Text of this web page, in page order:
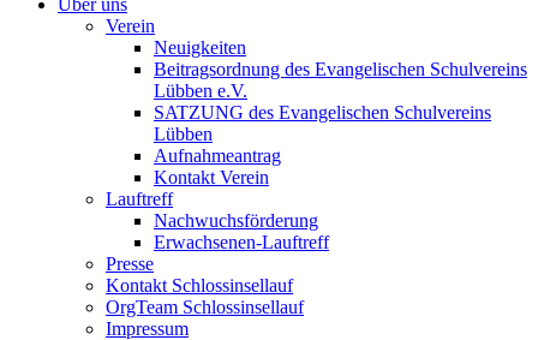
Über uns
Verein
Neuigkeiten
Beitragsordnung des Evangelischen Schulvereins
Lübben e.V.
SATZUNG des Evangelischen Schulvereins
Lübben
Aufnahmeantrag
Kontakt Verein
Lauftreff
Nachwuchsförderung
Erwachsenen-Lauftreff
Presse
Kontakt Schlossinsellauf
OrgTeam Schlossinsellauf
Impressum